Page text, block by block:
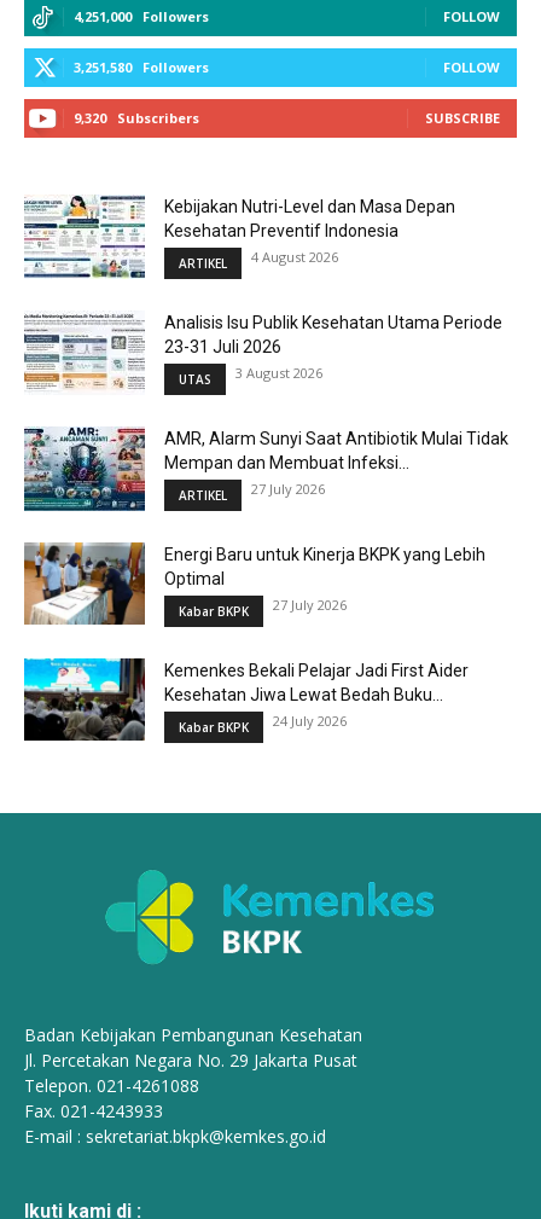
4,251,000 Followers FOLLOW
3,251,580 Followers FOLLOW
9,320 Subscribers SUBSCRIBE
Kebijakan Nutri-Level dan Masa Depan
Kesehatan Preventif Indonesia
ARTIKEL 4 August 2026
Analisis Isu Publik Kesehatan Utama Periode
23-31 Juli 2026
UTAS 3 August 2026
AMR, Alarm Sunyi Saat Antibiotik Mulai Tidak
Mempan dan Membuat Infeksi...
ARTIKEL 27 July 2026
Energi Baru untuk Kinerja BKPK yang Lebih
Optimal
Kabar BKPK 27 July 2026
Kemenkes Bekali Pelajar Jadi First Aider
Kesehatan Jiwa Lewat Bedah Buku...
Kabar BKPK 24 July 2026
Badan Kebijakan Pembangunan Kesehatan
Jl. Percetakan Negara No. 29 Jakarta Pusat
Telepon. 021-4261088
Fax. 021-4243933
E-mail : sekretariat.bkpk@kemkes.go.id
Ikuti kami di :